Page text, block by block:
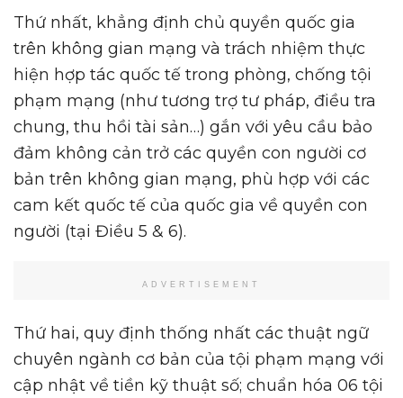
Thứ nhất, khẳng định chủ quyền quốc gia
trên không gian mạng và trách nhiệm thực
hiện hợp tác quốc tế trong phòng, chống tội
phạm mạng (như tương trợ tư pháp, điều tra
chung, thu hồi tài sản…) gắn với yêu cầu bảo
đảm không cản trở các quyền con người cơ
bản trên không gian mạng, phù hợp với các
cam kết quốc tế của quốc gia về quyền con
người (tại Điều 5 & 6).
ADVERTISEMENT
Thứ hai, quy định thống nhất các thuật ngữ
chuyên ngành cơ bản của tội phạm mạng với
cập nhật về tiền kỹ thuật số; chuẩn hóa 06 tội